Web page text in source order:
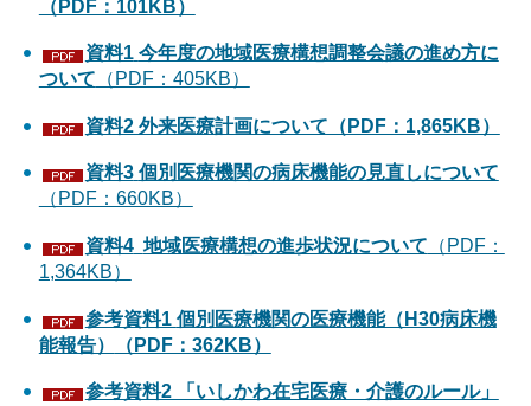
（PDF：101KB）
資料1 今年度の地域医療構想調整会議の進め方に
ついて （PDF：405KB）
資料2 外来医療計画について（PDF：1,865KB）
資料3 個別医療機関の病床機能の見直しについて
（PDF：660KB）
資料4 地域医療構想の進歩状況について （PDF：
1,364KB）
参考資料1 個別医療機関の医療機能（H30病床機
能報告）
（PDF：362KB）
参考資料2 「いしかわ在宅医療・介護のルール」